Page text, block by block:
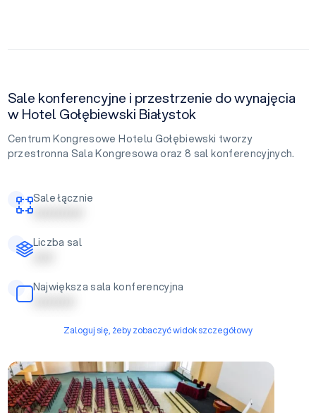
Sale konferencyjne i przestrzenie do wynajęcia
w Hotel Gołębiewski Białystok
Centrum Kongresowe Hotelu Gołębiewski tworzy
przestronna Sala Kongresowa oraz 8 sal konferencyjnych.
Sale łącznie
| | | | | | | | | | | |
Liczba sal
| | | | |
Największa sala konferencyjna
| | | | | | | | | |
Zaloguj się, żeby zobaczyć widok szczegółowy
Sala Kongresowa